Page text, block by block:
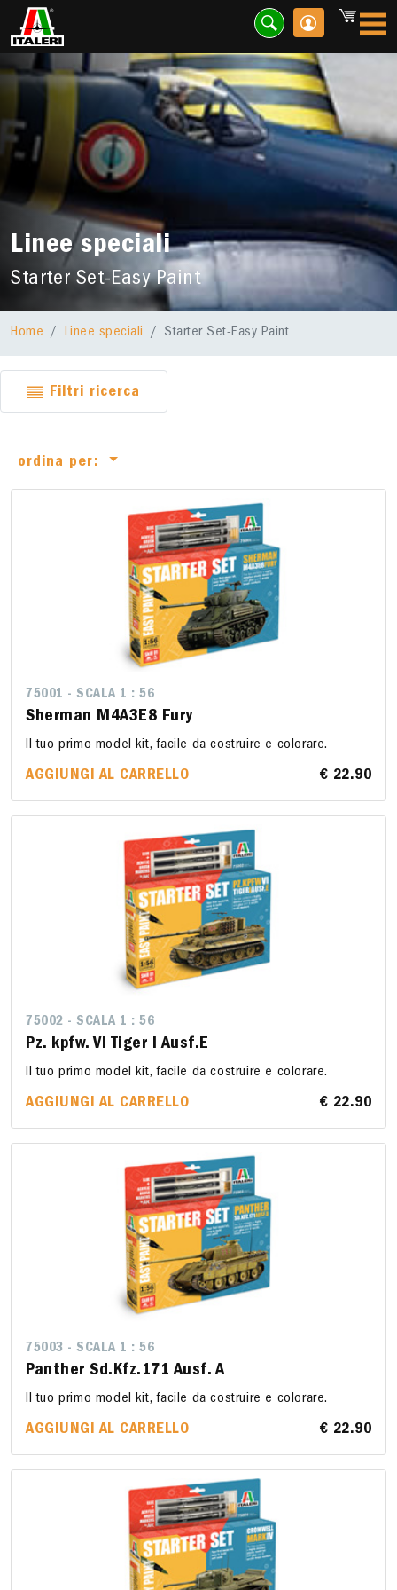
Linee speciali
Starter Set-Easy Paint
Home Linee speciali Starter Set-Easy Paint
Filtri ricerca
ordina per:
75001 - SCALA 1 : 56
Sherman M4A3E8 Fury
Il tuo primo model kit, facile da costruire e colorare.
AGGIUNGI AL CARRELLO € 22.90
75002 - SCALA 1 : 56
Pz. kpfw. VI Tiger I Ausf.E
Il tuo primo model kit, facile da costruire e colorare.
AGGIUNGI AL CARRELLO € 22.90
75003 - SCALA 1 : 56
Panther Sd.Kfz.171 Ausf. A
Il tuo primo model kit, facile da costruire e colorare.
AGGIUNGI AL CARRELLO € 22.90